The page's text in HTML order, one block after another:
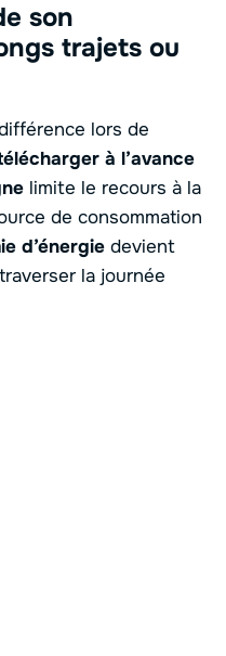
son
trajets ou
lors de
à l’avance
limite le recours à la
de consommation
d’énergie devient
la journée